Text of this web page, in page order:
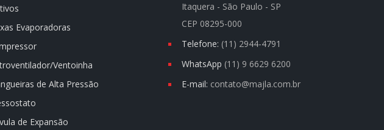
Evaporadoras
Ventoinha
de Alta Pressão
de Expansão
Itaquera - São Paulo - SP
CEP 08295-000
Telefone: (11) 2944-4791
WhatsApp (11) 9 6629 6200
E-mail: contato@majla.com.br